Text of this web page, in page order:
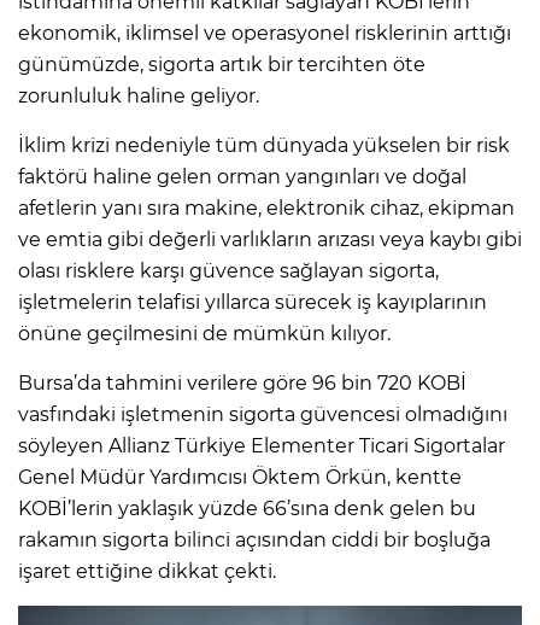
ekonomik, iklimsel ve operasyonel risklerinin arttığı
günümüzde, sigorta artık bir tercihten öte
zorunluluk haline geliyor.
İklim krizi nedeniyle tüm dünyada yükselen bir risk
faktörü haline gelen orman yangınları ve doğal
afetlerin yanı sıra makine, elektronik cihaz, ekipman
ve emtia gibi değerli varlıkların arızası veya kaybı gibi
olası risklere karşı güvence sağlayan sigorta,
işletmelerin telafisi yıllarca sürecek iş kayıplarının
önüne geçilmesini de mümkün kılıyor.
Bursa’da tahmini verilere göre 96 bin 720 KOBİ
vasfındaki işletmenin sigorta güvencesi olmadığını
söyleyen Allianz Türkiye Elementer Ticari Sigortalar
Genel Müdür Yardımcısı Öktem Örkün, kentte
KOBİ’lerin yaklaşık yüzde 66’sına denk gelen bu
rakamın sigorta bilinci açısından ciddi bir boşluğa
işaret ettiğine dikkat çekti.